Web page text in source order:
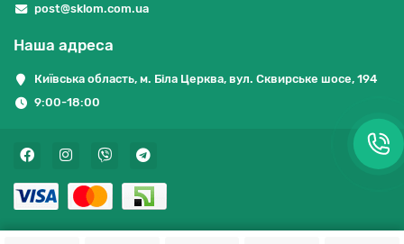
post@sklom.com.ua
Наша адреса
Київська область, м. Біла Церква, вул. Сквирське шосе, 194
9:00-18:00